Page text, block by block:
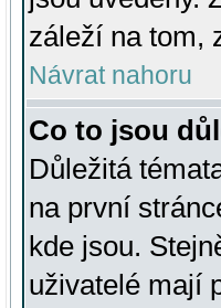
záleží na tom,
Návrat nahoru
Co to jsou
Důležitá
na první
kde jsou.
uživatelé mají